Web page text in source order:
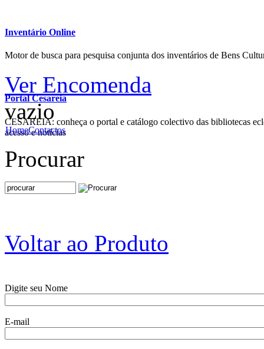
Inventário Online
Motor de busca para pesquisa conjunta dos inventários de Bens
Portal Cesareia
CESAREIA: conheça o portal e catálogo colectivo das bibliotecas
acesso e notícias
Ver Encomenda
vazio
HomeContactos
Procurar
Voltar ao Produto
Digite seu Nome
E-mail